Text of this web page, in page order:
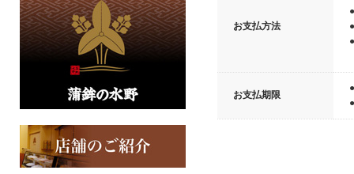
お支払方法
お支払期限